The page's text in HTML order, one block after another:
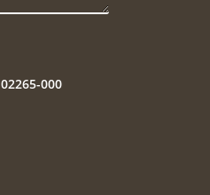
000